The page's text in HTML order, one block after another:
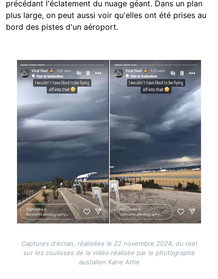
précédant l'éclatement du nuage géant. Dans un plan
plus large, on peut aussi voir qu'elles ont été prises au
bord des pistes d'un aéroport.
Image
Captures d'écran, réalisées le 22 novembre 2024, du reel
sur les coulisses de la vidéo réalisée par le photographe
austalien Kane Artie